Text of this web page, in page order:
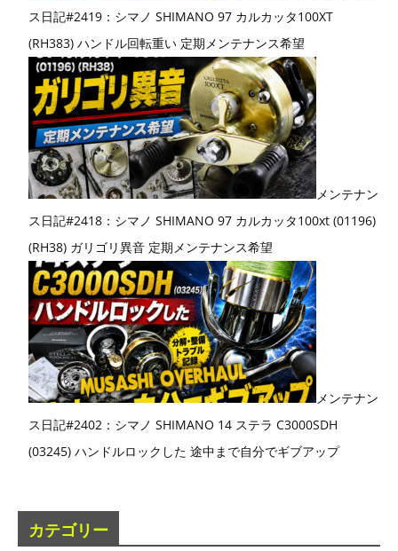
ス日記#2419：シマノ SHIMANO 97 カルカッタ100XT
(RH383) ハンドル回転重い 定期メンテナンス希望
メンテナン
ス日記#2418：シマノ SHIMANO 97 カルカッタ100xt (01196)
(RH38) ガリゴリ異音 定期メンテナンス希望
メンテナン
ス日記#2402：シマノ SHIMANO 14 ステラ C3000SDH
(03245) ハンドルロックした 途中まで自分でギブアップ
カテゴリー